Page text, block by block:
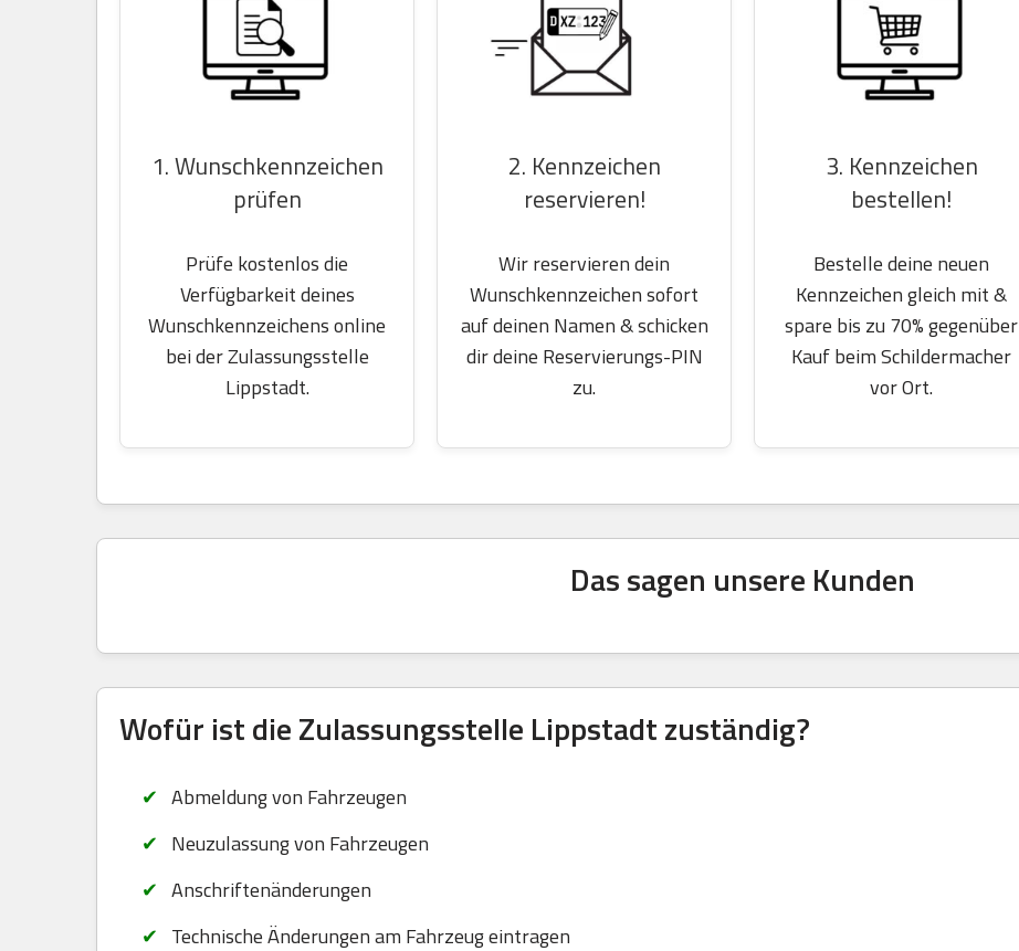
1. Wunschkennzeichen
prüfen
Prüfe kostenlos die
Verfügbarkeit deines
Wunschkennzeichens online
bei der Zulassungsstelle
Lippstadt.
2. Kennzeichen
reservieren!
Wir reservieren dein
Wunschkennzeichen sofort
auf deinen Namen & schicken
dir deine Reservierungs-PIN
zu.
3. Kennzeichen
bestellen!
Bestelle deine neuen
Kennzeichen gleich mit &
spare bis zu 70% gegenüber
Kauf beim Schildermacher
vor Ort.
Das sagen unsere Kunden
Wofür ist die Zulassungsstelle Lippstadt zuständig?
Abmeldung von Fahrzeugen
Neuzulassung von Fahrzeugen
Anschriftenänderungen
Technische Änderungen am Fahrzeug eintragen